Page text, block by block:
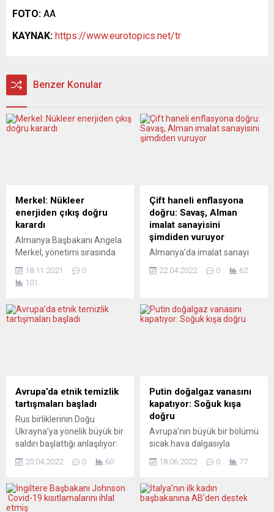
FOTO: AA
KAYNAK: https://www.eurotopics.net/tr
Benzer Konular
Merkel: Nükleer
enerjiden çıkış doğru
karardı
Almanya Başbakanı Angela
Merkel, yönetimi sırasında
çıkış kararının doğru
olduğunu yineledi.
Başbakanı Angela
Merkel, Reuters haber
kömürden ve nükleer
enerjiden vazgeçerek şimdi
enerji dönüşümünü
başarmak gibi iddialı ve
çetin bir ödevle karşı karşıya
olduğumuz doğrudur”...
18.11.2021
0
101
Çift haneli enflasyona
doğru: Savaş, Alman
imalat sanayisini
şimdiden vuruyor
Almanya’da imalat sanayi
Endeksi (PMI), tedarik
nedeniyle nisanda 54,1
puana geriledi. Enflasyonun
göre martta 56,9 puan olan
imalat sanayi PMI, nisanda
tedarik darboğazlarıyla 2,8
puan azalarak 54,1’e...
22.04.2022 0 62
Avrupa’da etnik temizlik
tartışmaları başladı
Rus birliklerinin Doğu
Ukrayna’ya yönelik büyük bir
saldırı başlattığı anlaşılıyor:
aktarılan bilgilere göre, doğu
patlamalar meydana geldi.
Harkov ve diğer şehirler
20.04.2022 0 60
Putin doğalgaz vanasını
kapatıyor: Soğuk kışa
doğru
Avrupa’nın büyük bir bölümü
sıcak hava dalgasıyla
doğalgaz arzını keserek
endişelerini artırıyor.
Bugünlerde doğalgaz
18.06.2022 0 77